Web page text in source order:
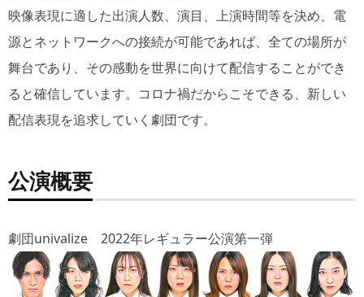
映像表現に適した出演人数、演目、上演時間等を決め、電
源とネットワークへの接続が可能であれば、全ての場所が
舞台であり、その感動を世界に向けて配信することができ
ると確信しています。コロナ禍だからこそできる、新しい
配信表現を追求していく劇団です。
公演概要
劇団univalize 2022年レギュラー公演第一弾